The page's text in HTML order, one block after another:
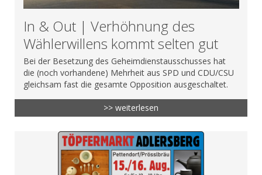
In & Out | Verhöhnung des
Wählerwillens kommt selten gut
Bei der Besetzung des Geheimdienstausschusses hat
die (noch vorhandene) Mehrheit aus SPD und CDU/CSU
gleichsam fast die gesamte Opposition ausgeschaltet.
>> weiterlesen